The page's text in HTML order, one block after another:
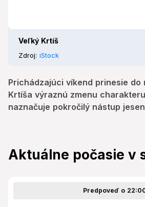
Veľký Krtíš
Zdroj: iStock
Prichádzajúci víkend prinesie do
Krtíša výraznú zmenu
naznačuje pokročilý nástup
Aktuálne počasie v
Predpoveď o